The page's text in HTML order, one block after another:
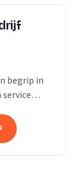
begrip in
het nu...